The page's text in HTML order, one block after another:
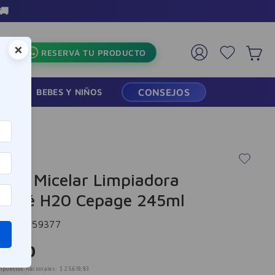
RESERVÁ TU PRODUCTO
BEBES Y NIÑOS CONSEJOS
Micelar Limpiadora
H20 Cepage 245ml
9959377
000
nacionales: $ 25.619, 83
×